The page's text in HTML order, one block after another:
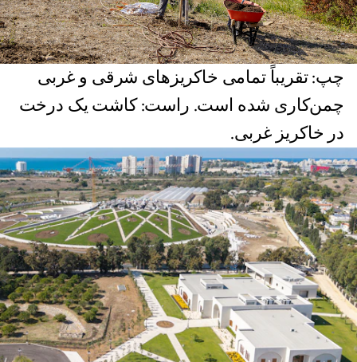
چپ: تقریباً تمامی خاکریزهای شرقی و غربی
چمن‌کاری شده است. راست: کاشت یک درخت
در خاکریز غربی.